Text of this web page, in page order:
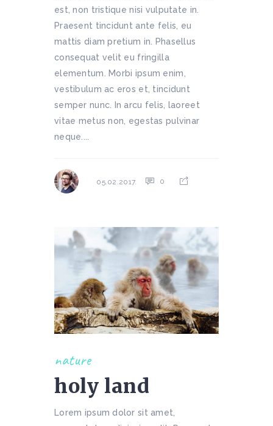
est, non tristique nisi vulputate in.
Praesent tincidunt ante felis, eu
mattis diam pretium in. Phasellus
consequat velit eu fringilla
elementum. Morbi ipsum enim,
vestibulum ac eros et, tincidunt
semper nunc. In arcu felis, laoreet
vitae metus non, egestas pulvinar
neque....
05.02.2017. 0
nature
holy land
Lorem ipsum dolor sit amet,